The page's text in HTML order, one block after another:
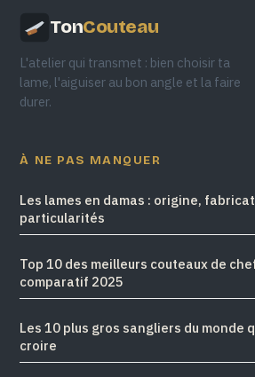
TonCouteau
L'atelier qui transmet : bien choisir ta
lame, l'aiguiser au bon angle et la faire
durer.
À NE PAS MANQUER
Les lames en damas : origine,
particularités
Top 10 des meilleurs couteaux de
comparatif 2025
Les 10 plus gros sangliers du monde
croire